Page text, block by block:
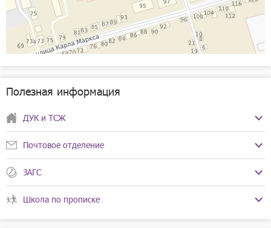
Полезная информация
ДУК и ТСЖ
ТСЖ «БКЭС»
Телефоны:
+7(83170)2-19-42
Почтовое отделение
Почта России 607600
ЗАГС
Отдел ЗАГС Богородского района
Школа по прописке